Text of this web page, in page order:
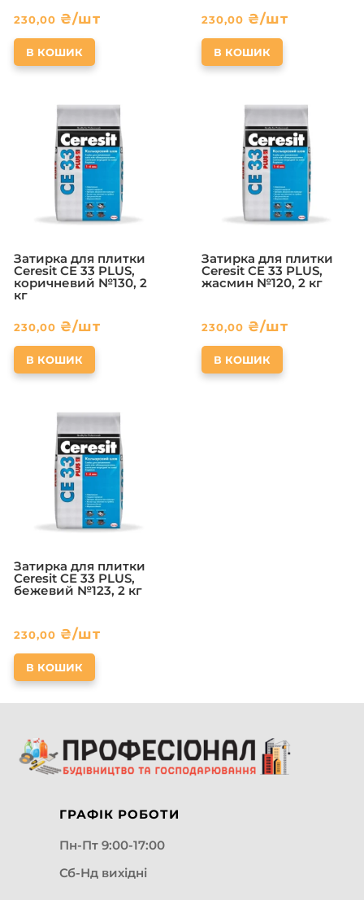
230,00 ₴/шт
В КОШИК
230,00 ₴/шт
В КОШИК
Затирка для плитки
Ceresit CE 33 PLUS,
коричневий №130, 2
кг
230,00 ₴/шт
В КОШИК
Затирка для плитки
Ceresit CE 33 PLUS,
жасмин №120, 2 кг
230,00 ₴/шт
В КОШИК
Затирка для плитки
Ceresit CE 33 PLUS,
бежевий №123, 2 кг
230,00 ₴/шт
В КОШИК
ГРАФІК РОБОТИ
Пн-Пт 9:00-17:00
Сб-Нд вихідні